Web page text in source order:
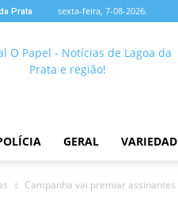
Prata sexta-feira, 7-08-2026.
O
Papel
GERAL
Campanha vai premiar assinantes